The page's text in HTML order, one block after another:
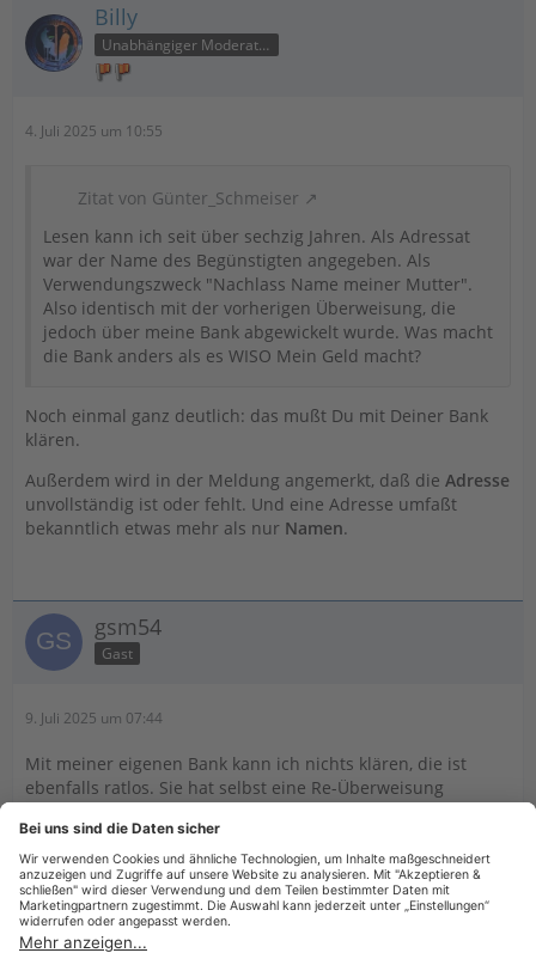
Billy
Unabhängiger Moderator
4. Juli 2025 um 10:55
Zitat von Günter_Schmeiser
Lesen kann ich seit über sechzig Jahren. Als Adressat
war der Name des Begünstigten angegeben. Als
Verwendungszweck "Nachlass Name meiner Mutter".
Also identisch mit der vorherigen Überweisung, die
jedoch über meine Bank abgewickelt wurde. Was macht
die Bank anders als es WISO Mein Geld macht?
Noch einmal ganz deutlich: das mußt Du mit Deiner Bank
klären.
Außerdem wird in der Meldung angemerkt, daß die Adresse
unvollständig ist oder fehlt. Und eine Adresse umfaßt
bekanntlich etwas mehr als nur Namen.
gsm54
Gast
9. Juli 2025 um 07:44
Mit meiner eigenen Bank kann ich nichts klären, die ist
ebenfalls ratlos. Sie hat selbst eine Re-Überweisung
Offenbar ist das nur über die Empfängerbank Migros zu
klären. Wenn ich eine Adresse angeben muss, wo kann ich
dies auf einem SEPA Formular eingeben, ein eigenes Feld
gibt es ja dafür nicht. Vielen Dank.